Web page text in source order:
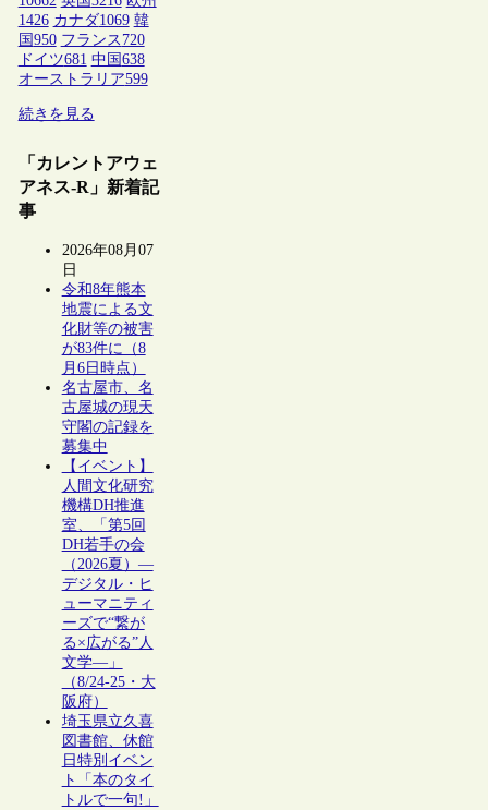
1426 カナダ1069 韓
国950 フランス 720
ドイツ681 中国638
オーストラリア599
続きを見る
「カレントアウェ
アネス-R」新着記
事
2026年08月07
日
令和8年熊本
地震による文
化財等の被害
が83件に（8
月6日時点）
名古屋市、名
古屋城の現天
守閣の記録を
募集中
【イベント】
人間文化研究
機構DH推進
室、「第5回
DH若手の会
（2026夏）―
デジタル・ヒ
ューマニティ
ーズで“繋が
る×広がる”人
文学―」
（8/24-25・大
阪府）
埼玉県立久喜
図書館、休館
日特別イベン
ト「本のタイ
トルで一句!」